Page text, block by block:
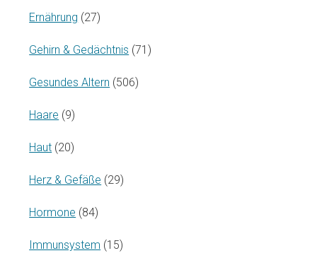
Ernährung (27)
Gehirn & Gedächtnis (71)
Gesundes Altern (506)
Haare (9)
Haut (20)
Herz & Gefäße (29)
Hormone (84)
Immunsystem (15)